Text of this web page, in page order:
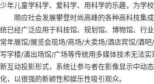
少年儿童学科学、爱科学、用科学的乐趣，为学
顺应社会发展攀登时尚高峰的各种高科技集
统已经广泛应用于科技馆、规划馆、博物馆、行
常年展馆/展览会现场/商场/大卖场/酒店宾馆/酒
写字楼/演出场馆/广场等传统用多媒体技术无法
新互动投影形式，系统让参与者在影像显示中动
化，以很强的新颖性和娱乐性吸引观众。